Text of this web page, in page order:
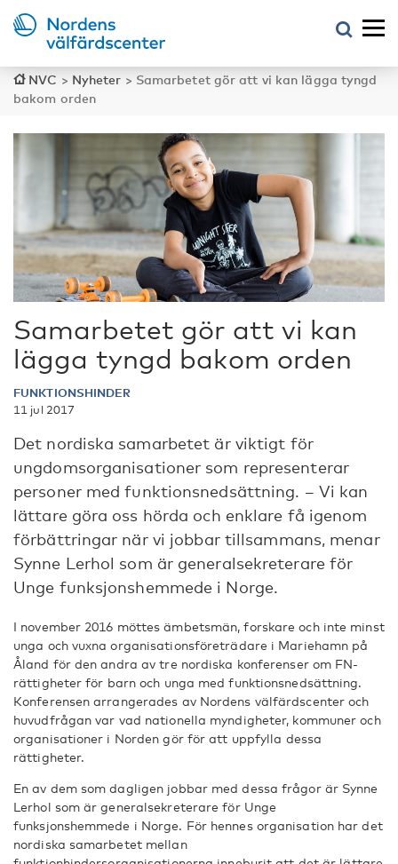
NVC > Nyheter > Samarbetet gör att vi kan lägga tyngd
bakom orden
Samarbetet gör att vi kan
lägga tyngd bakom orden
FUNKTIONSHINDER
11 jul 2017
Det nordiska samarbetet är viktigt för
ungdomsorganisationer som representerar
personer med funktionsnedsättning. – Vi kan
lättare göra oss hörda och enklare få igenom
förbättringar när vi jobbar tillsammans, menar
Synne Lerhol som är generalsekreterare för
Unge funksjonshemmede i Norge.
I november 2016 möttes ämbetsmän, forskare och inte minst
unga och vuxna organisationsföreträdare i Mariehamn på
Åland för den andra av tre nordiska konferenser om FN-
rättigheter för barn och unga med funktionsnedsättning.
Konferensen arrangerades av Nordens välfärdscenter och
huvudfrågan var vad nationella myndigheter, kommuner och
organisationer i Norden gör för att uppfylla dessa
rättigheter.
En av dem som dagligen jobbar med dessa frågor är Synne
Lerhol som är generalsekreterare för Unge
funksjonshemmede i Norge. För hennes organisation har det
nordiska samarbetet mellan